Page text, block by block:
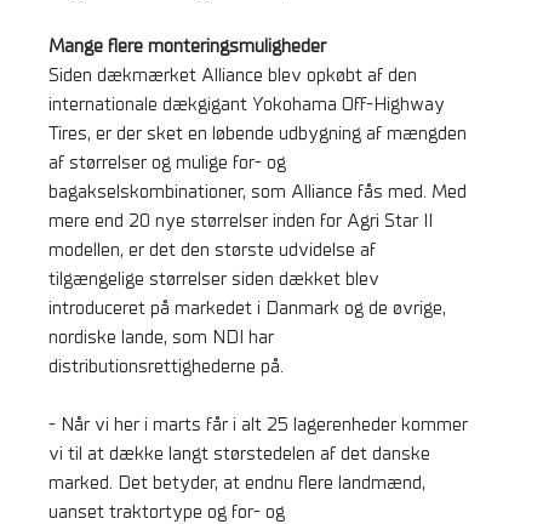
Mange flere monteringsmuligheder
Siden dækmærket Alliance blev opkøbt af den
internationale dækgigant Yokohama Off-Highway
Tires, er der sket en løbende udbygning af mængden
af størrelser og mulige for- og
bagakselskombinationer, som Alliance fås med. Med
mere end 20 nye størrelser inden for Agri Star II
modellen, er det den største udvidelse af
tilgængelige størrelser siden dækket blev
introduceret på markedet i Danmark og de øvrige,
nordiske lande, som NDI har
distributionsrettighederne på.
- Når vi her i marts får i alt 25 lagerenheder kommer
vi til at dække langt størstedelen af det danske
marked. Det betyder, at endnu flere landmænd,
uanset traktortype og for- og